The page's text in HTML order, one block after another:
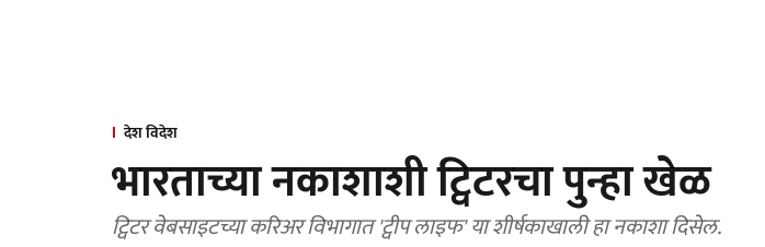
देश विदेश
भारताच्या नकाशाशी ट्विटरचा पुन्हा खेळ
ट्विटर वेबसाइटच्या करिअर विभागात 'ट्वीप लाइफ' या शीर्षकाखाली हा नकाशा दिसेल.